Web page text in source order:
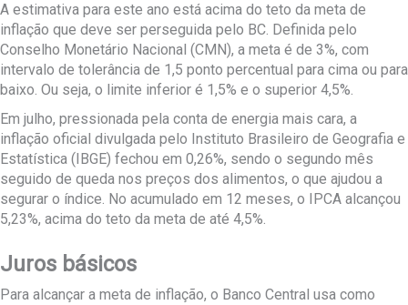
A estimativa para este ano está acima do teto da meta de
inflação que deve ser perseguida pelo BC. Definida pelo
Conselho Monetário Nacional (CMN), a meta é de 3%, com
intervalo de tolerância de 1,5 ponto percentual para cima ou para
baixo. Ou seja, o limite inferior é 1,5% e o superior 4,5%.
Em julho, pressionada pela conta de energia mais cara, a
inflação oficial divulgada pelo Instituto Brasileiro de Geografia e
Estatística (IBGE) fechou em 0,26%, sendo o segundo mês
seguido de queda nos preços dos alimentos, o que ajudou a
segurar o índice. No acumulado em 12 meses, o IPCA alcançou
5,23%, acima do teto da meta de até 4,5%.
Juros básicos
Para alcançar a meta de inflação, o Banco Central usa como